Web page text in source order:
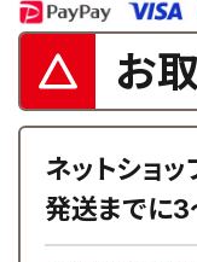
お
ネットショ
発送までに3